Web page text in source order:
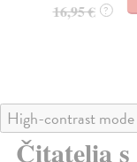
16,95 € ?
High-contrast mode
Čitatelia